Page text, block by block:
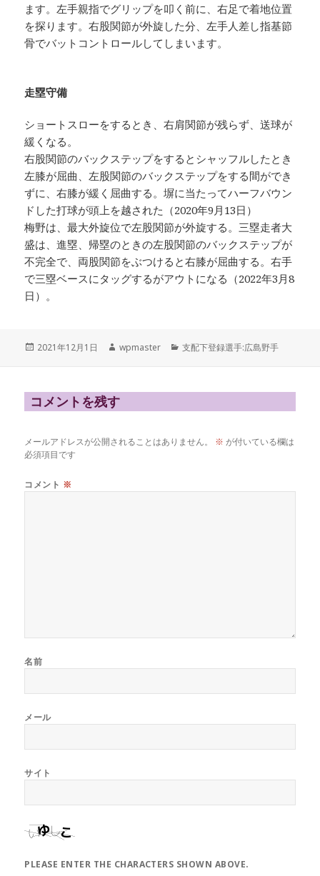
ます。左手親指でグリップを叩く前に、右足で着地位置
を探ります。右股関節が外旋した分、左手人差し指基節
骨でバットコントロールしてしまいます。
走塁守備
ショートスローをするとき、右肩関節が残らず、送球が
緩くなる。
右股関節のバックステップをするとシャッフルしたとき
左膝が屈曲、左股関節のバックステップをする間ができ
ずに、右膝が緩く屈曲する。塀に当たってハーフバウン
ドした打球が頭上を越された（2020年9月13日）
梅野は、最大外旋位で左股関節が外旋する。三塁走者大
盛は、進塁、帰塁のときの左股関節のバックステップが
不完全で、両股関節をぶつけると右膝が屈曲する。右手
で三塁ベースにタッグするがアウトになる（2022年3月8
日）。
投
2021年12月1日
作
wpmaster
カ
支配下登録選手:広島野手
コメントを残す
メールアドレスが公開されることはありません。 ※ が付いている欄は
必須項目です
コメント ※
名前
メール
サイト
PLEASE ENTER THE CHARACTERS SHOWN ABOVE.